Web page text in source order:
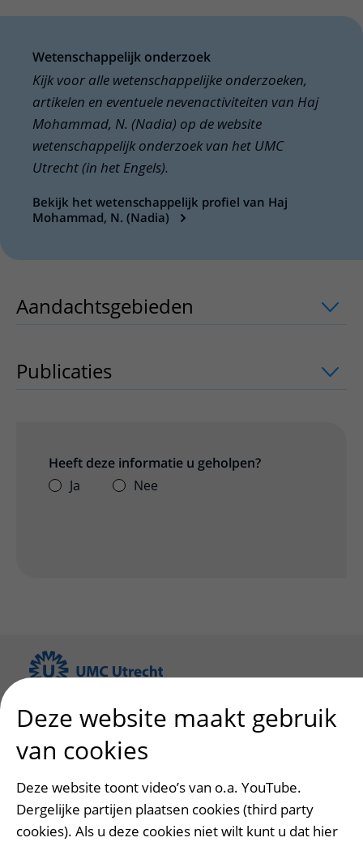
Wetenschappelijk onderzoek
Kijk voor alle wetenschappelijke onderzoeken,
artikelen en eventuele nevenactiviteiten van Haj
Mohammad, N. (Nadia) op de website
wetenschappelijk onderzoek van het UMC
Utrecht (in het Engels).
Bekijk het wetenschappelijk profiel van Haj
Mohammad, N. (Nadia)
Aandachtsgebieden uitklapper, klik
Publicaties uitklapper, klik om te
Heeft deze informatie u geholpen?
Ja
Nee
Afspraak maken of wijzigen
Voorbereiden op uw afspraak
Bezoektijden
Deze website maakt gebruik
van cookies
Deze website toont video’s van o.a. YouTube.
Dergelijke partijen plaatsen cookies (third party
cookies). Als u deze cookies niet wilt kunt u dat hier